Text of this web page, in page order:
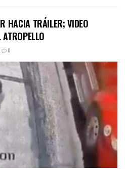
HACIA TRÁILER; VIDEO
0